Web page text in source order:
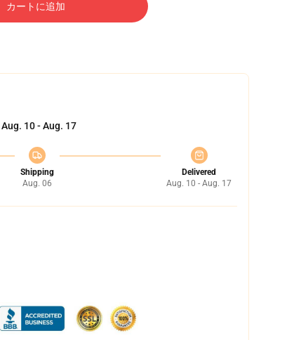
カートに追加
Aug. 10 - Aug. 17
Shipping
Aug. 06
Delivered
Aug. 10 - Aug. 17